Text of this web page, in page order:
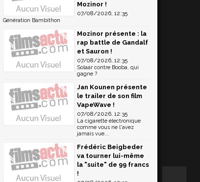
Mozinor !
07/08/2026, 12:35
Génération Bambithon
Mozinor présente : la
rap battle de Gandalf
et Sauron !
07/08/2026, 12:35
Solaar contre Booba, qui
gagne ?
Jan Kounen présente
le trailer de son film
VapeWave !
07/08/2026, 12:35
La cigarette électronique
comme vous ne l'avez
jamais vue...
Frédéric Beigbeder
va tourner lui-même
la "suite" de 99 francs
!